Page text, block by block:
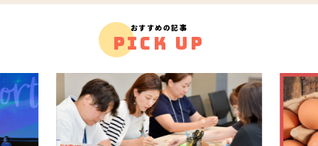
おすすめの記事
PICK UP